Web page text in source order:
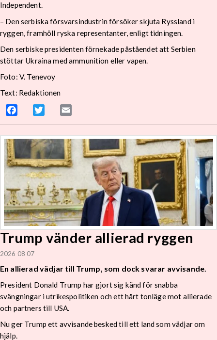
Independent.
– Den serbiska försvarsindustrin försöker skjuta Ryssland i
ryggen, framhöll ryska representanter, enligt tidningen.
Den serbiske presidenten förnekade påståendet att Serbien
stöttar Ukraina med ammunition eller vapen.
Foto: V. Tenevoy
Text: Redaktionen
Facebook Twitter
Trump vänder allierad ryggen
2026 08 07
En allierad vädjar till Trump, som dock svarar avvisande.
President Donald Trump har gjort sig känd för snabba
svängningar i utrikespolitiken och ett hårt tonläge mot allierade
och partners till USA.
Nu ger Trump ett avvisande besked till ett land som vädjar om
hjälp.